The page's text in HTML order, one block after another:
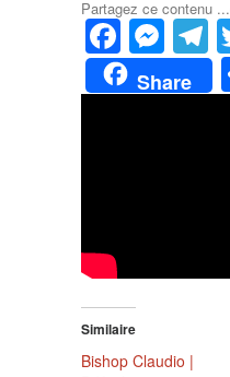
Partagez ce contenu
Share
Similaire
Bishop Claudio |